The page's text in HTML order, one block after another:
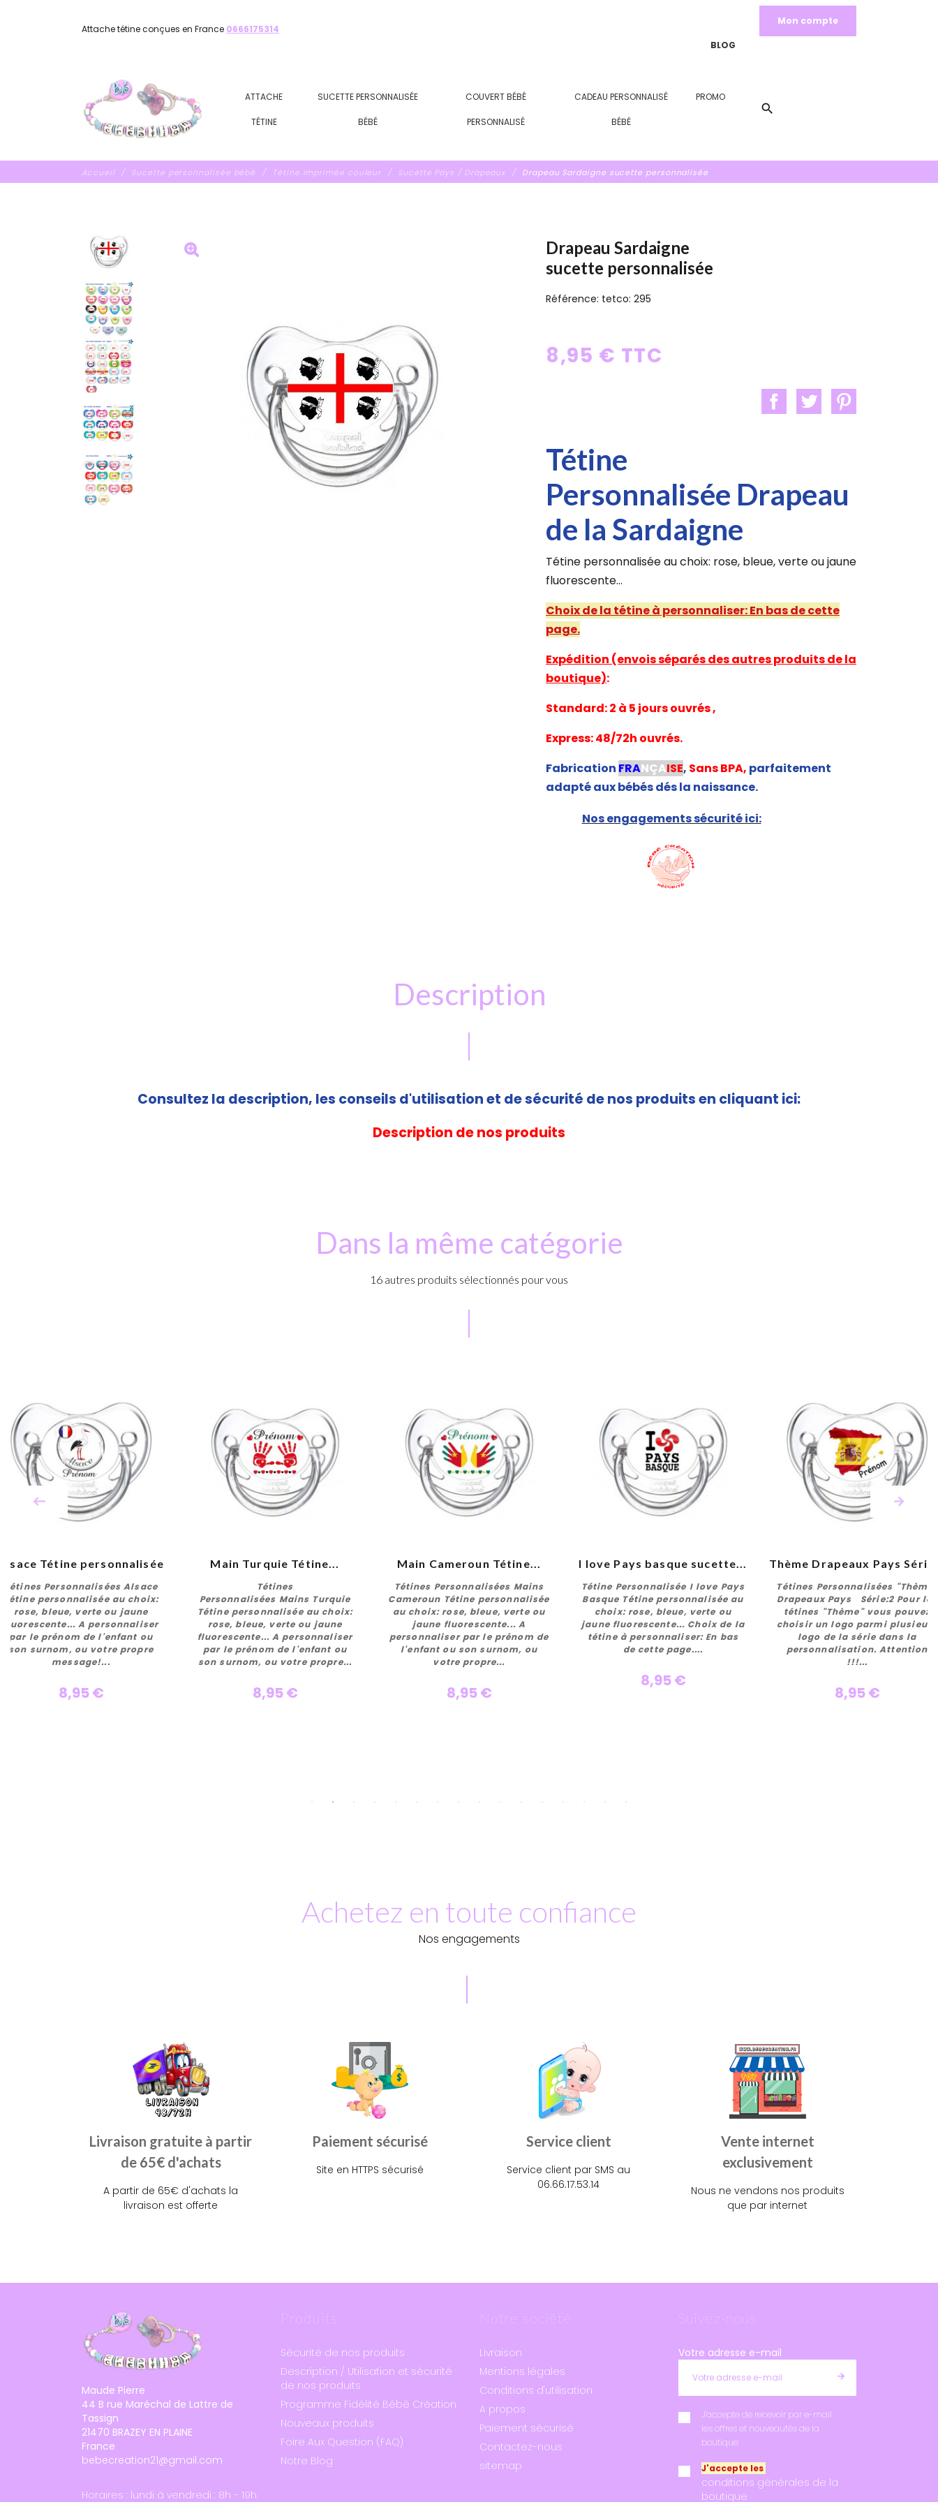
Attache tétine conçues en France 0666175314
Mon compte
BLOG
ATTACHE
TÉTINE
SUCETTE PERSONNALISÉE
BÉBÉ
COUVERT BÉBÉ
PERSONNALISÉ
CADEAU PERSONNALISÉ
BÉBÉ
PROMO
search
Accueil Sucette personnalisée bébé Tétine imprimée couleur Sucette Pays / Drapeaux Drapeau Sardaigne sucette personnalisée
Drapeau Sardaigne
sucette personnalisée
Référence: tetco: 295
8,95 € TTC
Tétine
Personnalisée Drapeau
de la Sardaigne
Tétine personnalisée au choix: rose, bleue, verte ou jaune
fluorescente...
Choix de la tétine à personnaliser: En bas de cette
page.
Expédition (envois séparés des autres produits de la
boutique):
Standard: 2 à 5 jours ouvrés ,
Express: 48/72h ouvrés.
Fabrication FRANÇAISE, Sans BPA, parfaitement
adapté aux bébés dés la naissance.
Nos engagements sécurité ici:
Description
Consultez la description, les conseils d'utilisation et de sécurité de nos produits en cliquant ici:
Description de nos produits
Dans la même catégorie
16 autres produits sélectionnés pour vous
Personnaliser
Tétine personnalisée
Tétines Personnalisées Alsace
Tétine personnalisée au choix:
rose, bleue, verte ou jaune
fluorescente... A personnaliser
par le prénom de l'enfant ou
son surnom, ou votre propre
message!...
8,95 €
Personnaliser
Main Turquie Tétine...
Tétines
Personnalisées Mains Turquie
Tétine personnalisée au choix:
rose, bleue, verte ou jaune
fluorescente... A personnaliser
par le prénom de l'enfant ou
son surnom, ou votre propre...
8,95 €
Personnaliser
Main Cameroun Tétine...
Tétines Personnalisées Mains
Cameroun Tétine personnalisée
au choix: rose, bleue, verte ou
jaune fluorescente... A
personnaliser par le prénom de
l'enfant ou son surnom, ou
votre propre...
8,95 €
Personnaliser
I love Pays basque sucette...
Tétine Personnalisée I love Pays
Basque Tétine personnalisée au
choix: rose, bleue, verte ou
jaune fluorescente... Choix de la
tétine à personnaliser: En bas
de cette page....
8,95 €
Personnaliser
Thème Drapeaux Pays
Tétines Personnalisées "Thème"
Drapeaux Pays Série:2 Pour les
tétines "Thème" vous pouvez
choisir un logo parmi plusieurs
logo de la série dans la
personnalisation. Attention
!!!...
8,95 €
Achetez en toute confiance
Nos engagements
Livraison gratuite à partir
de 65€ d'achats
A partir de 65€ d'achats la
livraison est offerte
Paiement sécurisé
Site en HTTPS sécurisé
Service client
Service client par SMS au
06.66.17.53.14
Vente internet
exclusivement
Nous ne vendons nos produits
que par internet
Maude Pierre
44 B rue Maréchal de Lattre de
Tassign
21470 BRAZEY EN PLAINE
France
bebecreation21@gmail.com
Horaires : lundi à vendredi : 8h - 19h
Produits
Sécurité de nos produits
Description / Utilisation et sécurité
de nos produits
Programme Fidélité Bébé Création
Nouveaux produits
Foire Aux Question (FAQ)
Notre Blog
Notre société
Livraison
Mentions légales
Conditions d'utilisation
A propos
Paiement sécurisé
Contactez-nous
sitemap
Suivez-nous
Votre adresse e-mail
J'accepte de recevoir par e-mail
les offres et nouveautés de la
boutique
J'accepte les
conditions générales de la
boutique